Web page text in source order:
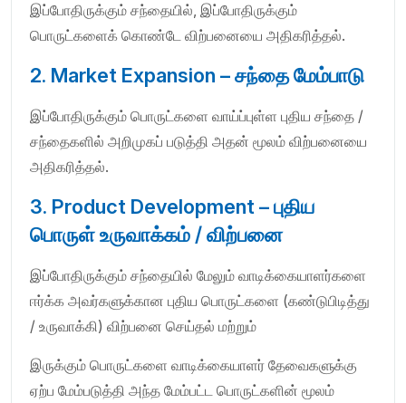
இப்போதிருக்கும் சந்தையில், இப்போதிருக்கும்
பொருட்களைக் கொண்டே விற்பனையை அதிகரித்தல்.
2. Market Expansion – சந்தை மேம்பாடு
இப்போதிருக்கும் பொருட்களை வாய்ப்புள்ள புதிய சந்தை /
சந்தைகளில் அறிமுகப் படுத்தி அதன் மூலம் விற்பனையை
அதிகரித்தல்.
3. Product Development – புதிய
பொருள் உருவாக்கம் / விற்பனை
இப்போதிருக்கும் சந்தையில் மேலும் வாடிக்கையாளர்களை
ஈர்க்க அவர்களுக்கான புதிய பொருட்களை (கண்டுபிடித்து
/ உருவாக்கி) விற்பனை செய்தல் மற்றும்
இருக்கும் பொருட்களை வாடிக்கையாளர் தேவைகளுக்கு
ஏற்ப மேம்படுத்தி அந்த மேம்பட்ட பொருட்களின் மூலம்